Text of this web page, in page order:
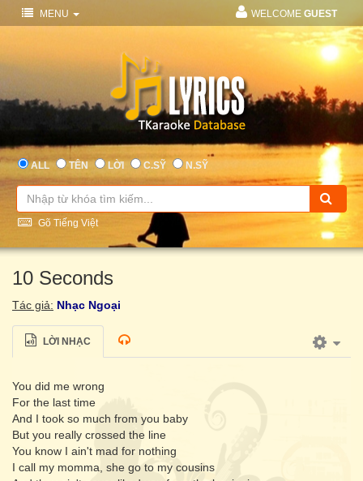
MENU WELCOME GUEST
ALL TÊN LỜI C.SỸ N.SỸ
Gõ Tiếng Việt
10 Seconds
Tác giả: Nhạc Ngoại
LỜI NHẠC
You did me wrong
For the last time
And I took so much from you baby
But you really crossed the line
You know I ain't mad for nothing
I call my momma, she go to my cousins